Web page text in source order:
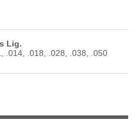
Lig.
.014, .018, .028, .038, .050